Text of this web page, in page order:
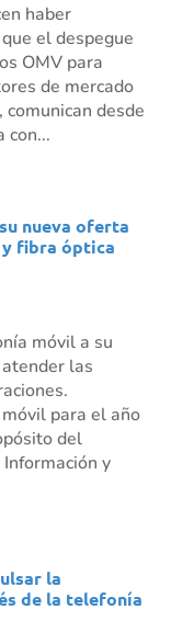
haber
el despegue
OMV para
de mercado
desde
con...
nueva oferta
fibra óptica
móvil a su
las
para el año
del
y
la
de la telefonía